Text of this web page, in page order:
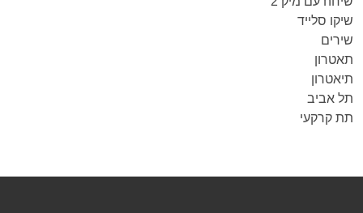
שיקו סלייד
שירים
תאטרון
תיאטרון
תל אביב
תת קרקעי